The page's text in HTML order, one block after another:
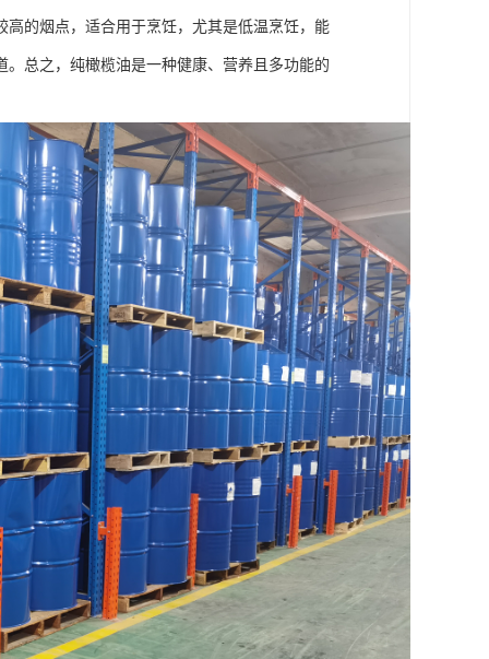
的烟点，适合用于烹饪，尤其是低温烹饪，能
总之，纯橄榄油是一种健康、营养且多功能的